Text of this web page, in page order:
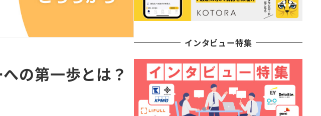
の第一歩とは？
インタビュー特集